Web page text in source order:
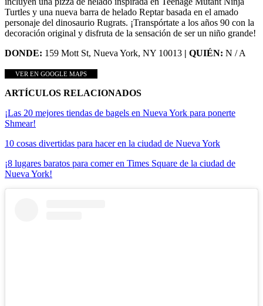
Turtles y una nueva barra de helado Reptar basada en el amado
personaje del dinosaurio Rugrats. ¡Transpórtate a los años 90 con la
decoración original y disfruta de la sensación de ser un niño grande!
DONDE: 159 Mott St, Nueva York, NY 10013 | QUIÉN: N / A
VER EN GOOGLE MAPS
ARTÍCULOS RELACIONADOS
¡Las 20 mejores tiendas de bagels en Nueva York para ponerte
Shmear!
10 cosas divertidas para hacer en la ciudad de Nueva York
¡8 lugares baratos para comer en Times Square de la ciudad de
Nueva York!